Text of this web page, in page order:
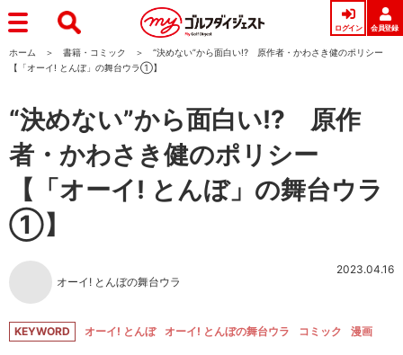
ログイン 会員登録
ホーム 書籍・コミック
“決めない”から面白い!? 原作者・かわさき健のポリシー
【「オーイ! とんぼ」の舞台ウラ①】
“決めない”から面白い!? 原作
者・かわさき健のポリシー
【「オーイ! とんぼ」の舞台ウラ
①】
オーイ! とんぼの舞台ウラ
2023.04.16
KEYWORD オーイ! とんぼ オーイ! とんぼの舞台ウラ コミック 漫画